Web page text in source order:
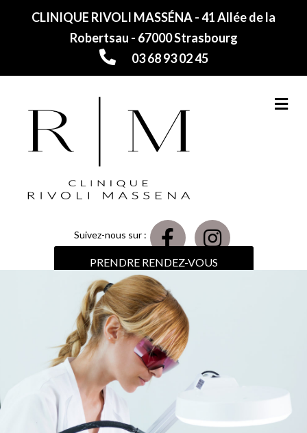
CLINIQUE RIVOLI MASSÉNA - 41 Allée de la
Robertsau - 67000 Strasbourg
03 68 93 02 45
Suivez-nous sur :
PRENDRE RENDEZ-VOUS